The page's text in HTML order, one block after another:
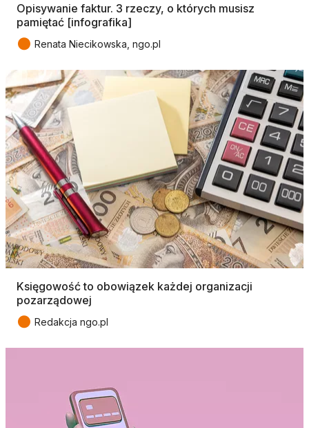
Opisywanie faktur. 3 rzeczy, o których musisz
pamiętać [infografika]
● Renata Niecikowska, ngo.pl
Księgowość to obowiązek każdej organizacji
pozarządowej
● Redakcja ngo.pl